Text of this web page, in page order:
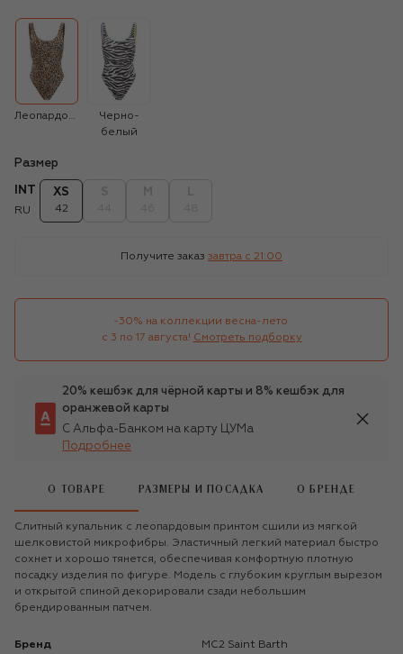
Леопардовый
Черно-
белый
Размер
INT
RU
XS
42
Получите заказ завтра c 21:00
-30% на коллекции весна-лето
с 3 по 17 августа! Смотреть подборку
20% кешбэк для чёрной карты и 8% кешбэк для
оранжевой карты
С Альфа-Банком на карту ЦУМа
Подробнее
О ТОВАРЕ РАЗМЕРЫ И ПОСАДКА О БРЕНДЕ
Слитный купальник с леопардовым принтом сшили из мягкой
шелковистой микрофибры. Эластичный легкий материал быстро
сохнет и хорошо тянется, обеспечивая комфортную плотную
посадку изделия по фигуре. Модель с глубоким круглым вырезом
и открытой спиной декорировали сзади небольшим
брендированным патчем.
Бренд MC2 Saint Barth